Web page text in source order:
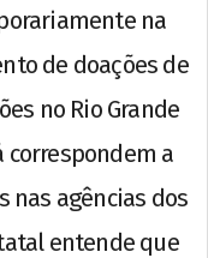
na
de doações de
no Rio Grande
correspondem a
nas agências dos
entende que